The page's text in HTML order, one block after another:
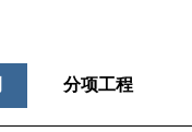
分项工程